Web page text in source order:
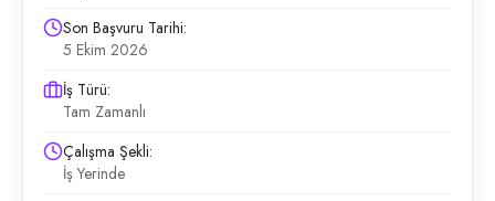
Son Başvuru Tarihi:
5 Ekim 2026
İş Türü:
Tam Zamanlı
Çalışma Şekli:
İş Yerinde